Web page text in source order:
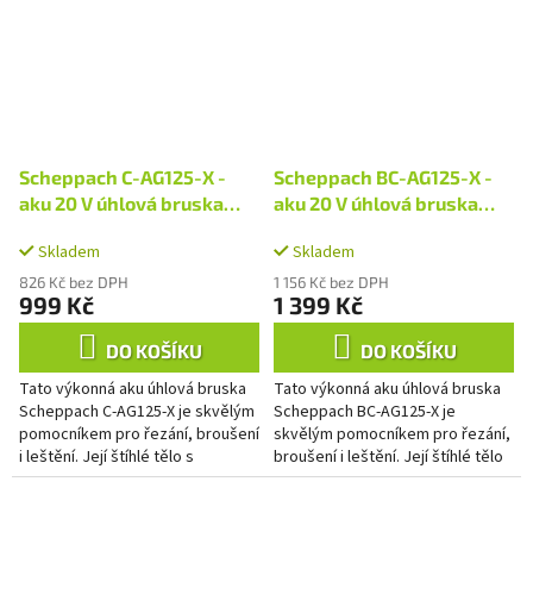
Scheppach C-AG125-X -
aku 20 V úhlová bruska
Skladem
826 Kč bez DPH
999 Kč
DO KOŠÍKU
Tato výkonná aku úhlová bruska
Scheppach C-AG125-X je skvělým
pomocníkem pro řezání, broušení
i leštění. Její štíhlé tělo s
hliníkovou přední částí a měkkými
Scheppach BC-AG125-X -
aku 20 V úhlová bruska
Skladem
1 156 Kč bez DPH
1 399 Kč
DO KOŠÍKU
Tato výkonná aku úhlová bruska
Scheppach BC-AG125-X je
skvělým pomocníkem pro řezání,
broušení i leštění. Její štíhlé tělo
s hliníkovou přední částí a